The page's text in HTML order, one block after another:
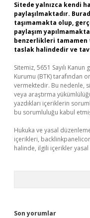
Sitede yalnızca kendi
paylaşılmaktadır.
taşımamakta olup,
paylaşım
benzerlikleri
taslak halindedir ve
Sitemiz, 5651 Sayılı
Kurumu (BTK) tarafından
vermektedir. Bu nedenle,
veya araştırma
yazdıkları içeriklerin
bu sorumluluğu kabul
Hukuka ve yasal
içerikleri,
halinde, ilgili içerikler yasal
Son yorumlar